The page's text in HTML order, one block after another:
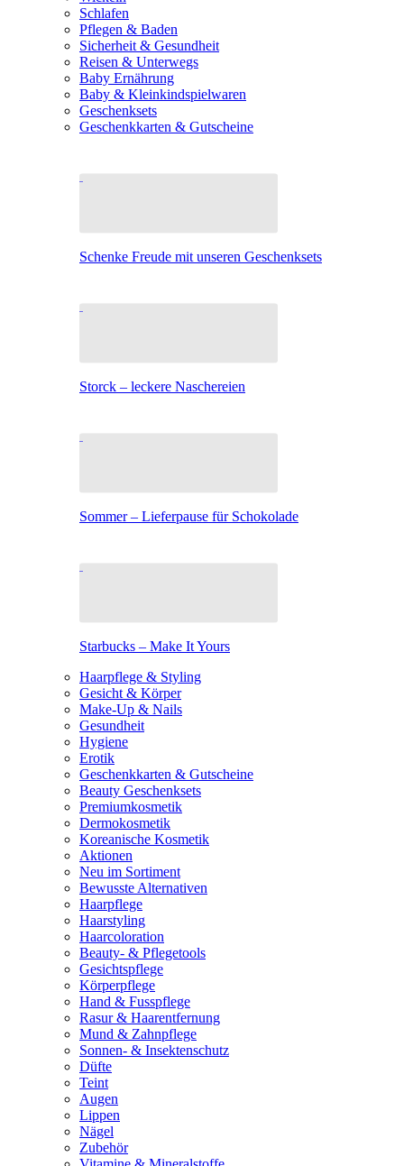
Schlafen
Pflegen & Baden
Sicherheit & Gesundheit
Reisen & Unterwegs
Baby Ernährung
Baby & Kleinkindspielwaren
Geschenksets
Geschenkkarten & Gutscheine
Schenke Freude mit unseren Geschenksets
Storck – leckere Naschereien
Sommer – Lieferpause für Schokolade
Starbucks – Make It Yours
Haarpflege & Styling
Gesicht & Körper
Make-Up & Nails
Gesundheit
Hygiene
Erotik
Geschenkkarten & Gutscheine
Beauty Geschenksets
Premiumkosmetik
Dermokosmetik
Koreanische Kosmetik
Aktionen
Neu im Sortiment
Bewusste Alternativen
Haarpflege
Haarstyling
Haarcoloration
Beauty- & Pflegetools
Gesichtspflege
Körperpflege
Hand & Fusspflege
Rasur & Haarentfernung
Mund & Zahnpflege
Sonnen- & Insektenschutz
Düfte
Teint
Augen
Lippen
Nägel
Zubehör